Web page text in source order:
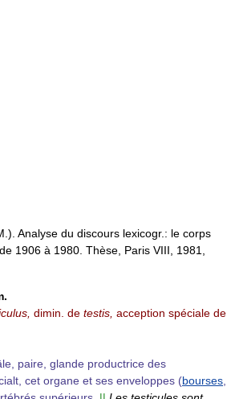
Analyse du discours lexicogr.: le corps
de 1906 à 1980. Thèse, Paris VIII, 1981,
dimin. de testis, acception spéciale de
paire, glande productrice des
cet organe et ses enveloppes (bourses